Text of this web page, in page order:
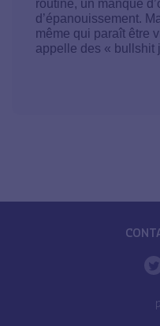
routine, un manque
d’épanouissement.
même qui paraît être
appelle des «